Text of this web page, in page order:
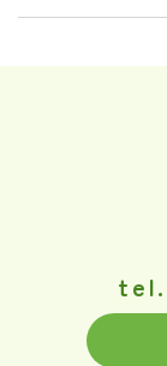
tel.